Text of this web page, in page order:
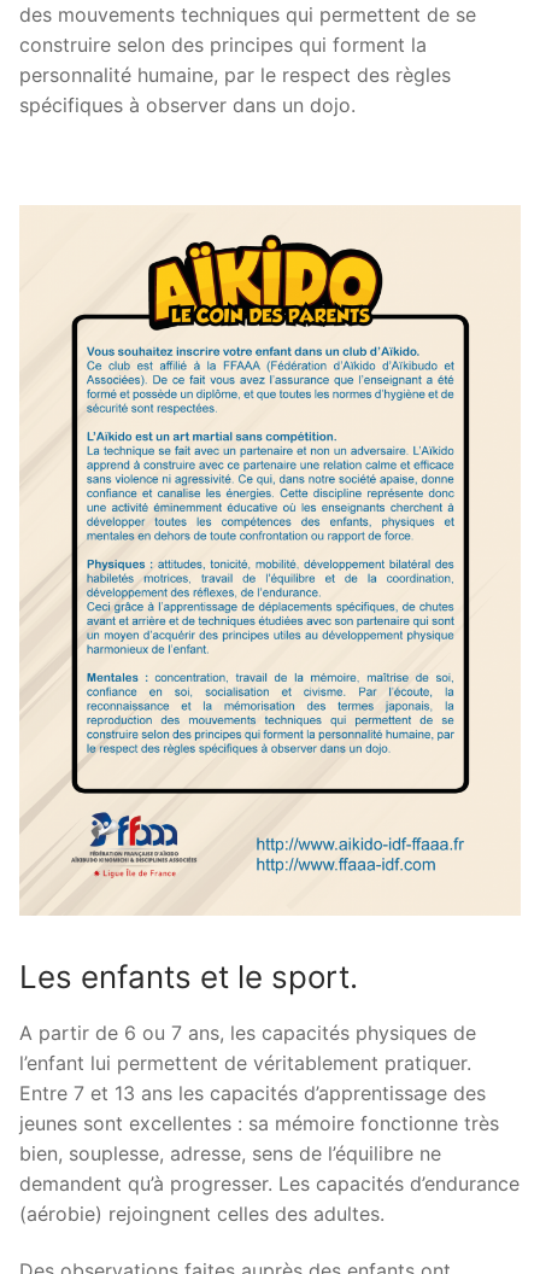
des mouvements techniques qui permettent de se
construire selon des principes qui forment la
personnalité humaine, par le respect des règles
spécifiques à observer dans un dojo.
Les enfants et le sport.
A partir de 6 ou 7 ans, les capacités physiques de
l’enfant lui permettent de véritablement pratiquer.
Entre 7 et 13 ans les capacités d’apprentissage des
jeunes sont excellentes : sa mémoire fonctionne très
bien, souplesse, adresse, sens de l’équilibre ne
demandent qu’à progresser. Les capacités d’endurance
(aérobie) rejoingnent celles des adultes.